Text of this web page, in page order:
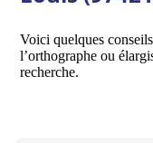
Voici quelques
l’orthographe ou
recherche.